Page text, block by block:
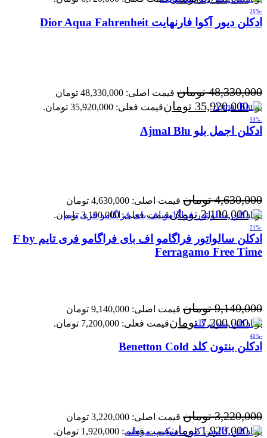
-26%
ادکلن دیور آکوا فارنهایت Dior Aqua Fahrenheit
48,330,000 تومان
قیمت اصلی: 48,330,000 تومان
بود.35,920,000 تومانقیمت فعلی: 35,920,000 تومان.
-33%
ادکلن اجمل بلو Ajmal Blu
4,630,000 تومان
قیمت اصلی: 4,630,000 تومان
بود.3,100,000 تومانقیمت فعلی: 3,100,000 تومان.
-21%
ادکلن سالواتور فراگامو اف بای فراگامو فری تایم F by
Ferragamo Free Time
9,140,000 تومان
قیمت اصلی: 9,140,000 تومان
بود.7,200,000 تومانقیمت فعلی: 7,200,000 تومان.
-40%
ادکلن بنتون کلد Benetton Cold
3,220,000 تومان
قیمت اصلی: 3,220,000 تومان
بود.1,920,000 تومانقیمت فعلی: 1,920,000 تومان.